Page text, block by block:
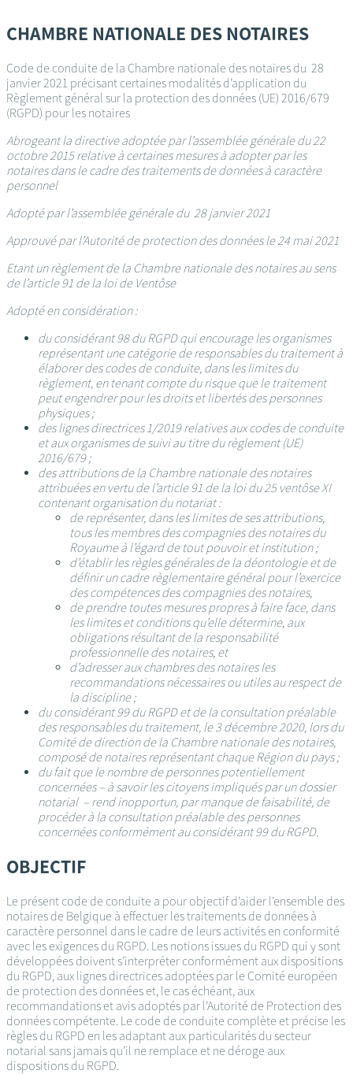
au
contenu
CHAMBRE NATIONALE DES NOTAIRES
Code de conduite de la Chambre nationale des notaires du 28
janvier 2021 précisant certaines modalités d’application du
Règlement général sur la protection des données (UE) 2016/679
(RGPD) pour les notaires
Abrogeant la directive adoptée par l’assemblée générale du 22
octobre 2015 relative à certaines mesures à adopter par les
notaires dans le cadre des traitements de données à caractère
personnel
Adopté par l’assemblée générale du 28 janvier 2021
Approuvé par l’Autorité de protection des données le 24 mai 2021
Etant un règlement de la Chambre nationale des notaires au sens
de l’article 91 de la loi de Ventôse
Adopté en considération :
du considérant 98 du RGPD qui encourage les organismes
représentant une catégorie de responsables du traitement à
élaborer des codes de conduite, dans les limites du
règlement, en tenant compte du risque que le traitement
peut engendrer pour les droits et libertés des personnes
physiques ;
des lignes directrices 1/2019 relatives aux codes de conduite
et aux organismes de suivi au titre du règlement (UE)
2016/679 ;
des attributions de la Chambre nationale des notaires
attribuées en vertu de l’article 91 de la loi du 25 ventôse XI
contenant organisation du notariat :
de représenter, dans les limites de ses attributions,
tous les membres des compagnies des notaires du
Royaume à l’égard de tout pouvoir et institution ;
d’établir les règles générales de la déontologie et de
définir un cadre règlementaire général pour l’exercice
des compétences des compagnies des notaires,
de prendre toutes mesures propres à faire face, dans
les limites et conditions qu’elle détermine, aux
obligations résultant de la responsabilité
professionnelle des notaires, et
d’adresser aux chambres des notaires les
recommandations nécessaires ou utiles au respect de
la discipline ;
du considérant 99 du RGPD et de la consultation préalable
des responsables du traitement, le 3 décembre 2020, lors du
Comité de direction de la Chambre nationale des notaires,
composé de notaires représentant chaque Région du pays ;
du fait que le nombre de personnes potentiellement
concernées – à savoir les citoyens impliqués par un dossier
notarial – rend inopportun, par manque de faisabilité, de
procéder à la consultation préalable des personnes
concernées conformément au considérant 99 du RGPD.
OBJECTIF
Le présent code de conduite a pour objectif d’aider l’ensemble des
notaires de Belgique à effectuer les traitements de données à
caractère personnel dans le cadre de leurs activités en conformité
avec les exigences du RGPD. Les notions issues du RGPD qui y sont
développées doivent s’interpréter conformément aux dispositions
du RGPD, aux lignes directrices adoptées par le Comité européen
de protection des données et, le cas échéant, aux
recommandations et avis adoptés par l’Autorité de Protection des
données compétente. Le code de conduite complète et précise les
règles du RGPD en les adaptant aux particularités du secteur
notarial sans jamais qu’il ne remplace et ne déroge aux
dispositions du RGPD.